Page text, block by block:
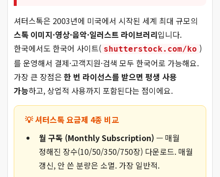
셔터스톡은 2003년에 미국에서 시작된 세계 최대 규모의
스톡 이미지·영상·음악·일러스트 라이브러리입니다.
한국에서도 한국어 사이트( shutterstock.com/ko )
를 운영해서 결제·고객지원·검색 모두 한국어로 가능해요.
가장 큰 장점은 한 번 라이선스를 받으면 평생 사용
가능하고, 상업적 사용까지 포함된다는 점이에요.
💡 셔터스톡 요금제 4종 비교
월 구독 (Monthly Subscription) — 매월
정해진 장수(10/50/350/750장) 다운로드. 매월
갱신, 안 쓴 분량은 소멸. 가장 일반적.